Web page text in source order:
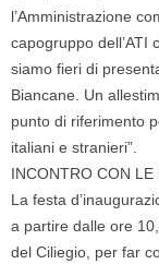
l’Amministrazione
capogruppo dell’ATI
siamo fieri di
Biancane. Un
punto di riferimento
italiani e stranieri”.
INCONTRO CON LE
La festa
a partire dalle ore
del Ciliegio, per far